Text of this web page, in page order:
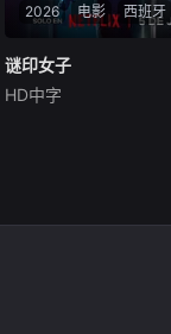
2026 电影 西班牙
谜印女子
坎德拉·佩尼亚
谜印女子
HD中字